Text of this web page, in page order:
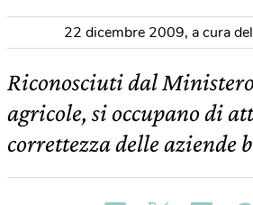
22 dicembre 2009, a cura
Riconosciuti dal
agricole, si occupano di
correttezza delle aziende